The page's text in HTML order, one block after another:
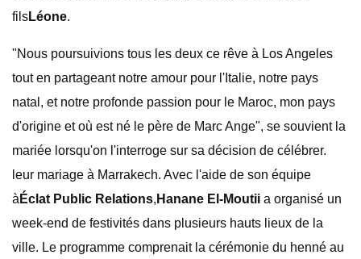
filsLéone.
"Nous poursuivions tous les deux ce rêve à Los Angeles
tout en partageant notre amour pour l'Italie, notre pays
natal, et notre profonde passion pour le Maroc, mon pays
d'origine et où est né le père de Marc Ange", se souvient la
mariée lorsqu'on l'interroge sur sa décision de célébrer.
leur mariage à Marrakech. Avec l'aide de son équipe
à Éclat Public Relations, Hanane El-Moutii a organisé un
week-end de festivités dans plusieurs hauts lieux de la
ville. Le programme comprenait la cérémonie du henné au